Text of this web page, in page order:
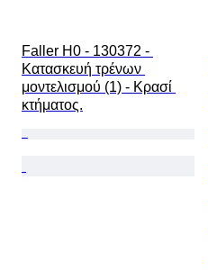
Faller H0 - 130372 -
Κατασκευή τρένων
μοντελισμού (1) - Κρασί
κτήματος.